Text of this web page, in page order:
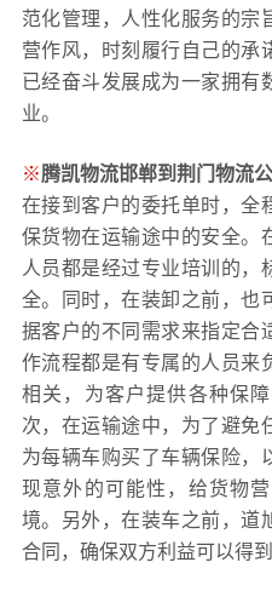
范化管理，人性化服务的宗
营作风，时刻履行自己的承
已经奋斗发展成为一家拥有
业。
※腾凯物流邯郸到 荆门 物流
在接到客户的委托单时，全
保货物在运输途中的安全。
人员都是经过专业培训的，
全。同时，在装卸之前，也
据客户的不同需求来指定合
作流程都是有专属的人员来
相关，为客户提供各种保
次，在运输途中，为了避免
为每辆车购买了车辆保险，
现意外的可能性，给货物
境。另外，在装车之前，道
合同，确保双方利益可以得到